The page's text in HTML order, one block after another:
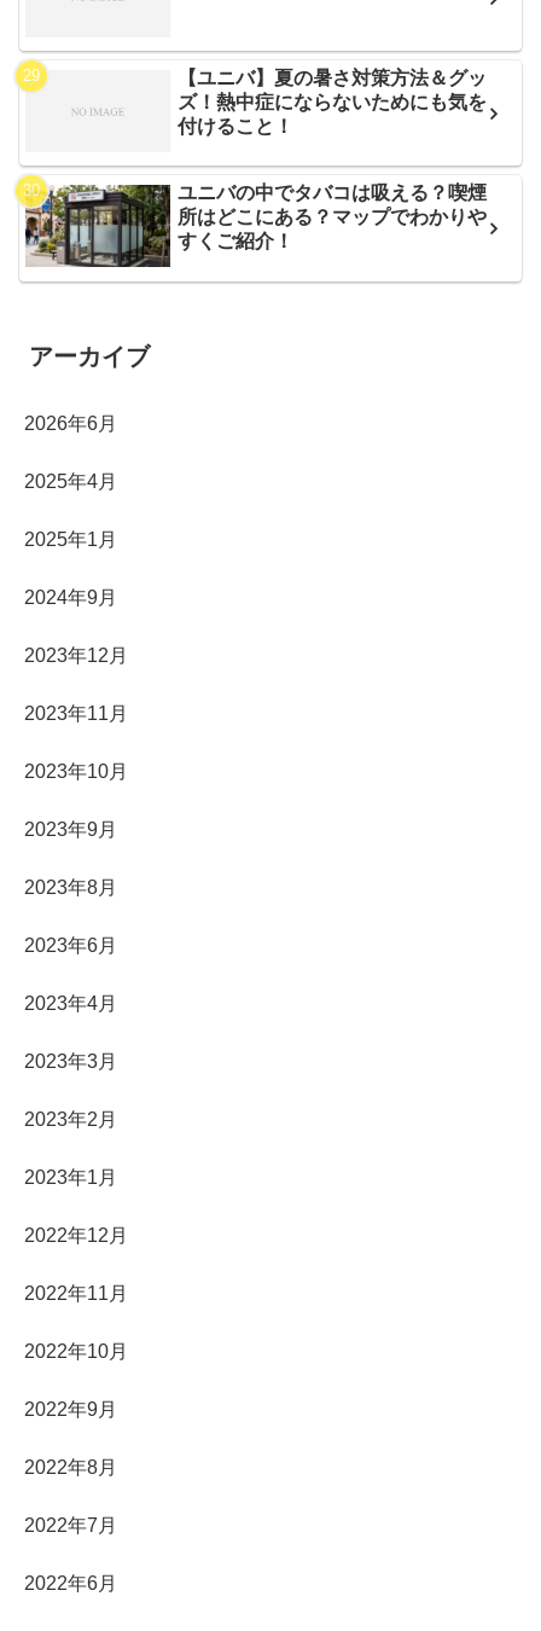
【ユニバ】夏の暑さ対策方法＆グッ
ズ！熱中症にならないためにも気を
付けること！
ユニバの中でタバコは吸える？喫煙
所はどこにある？マップでわかりや
すくご紹介！
アーカイブ
2026年6月
2025年4月
2025年1月
2024年9月
2023年12月
2023年11月
2023年10月
2023年9月
2023年8月
2023年6月
2023年4月
2023年3月
2023年2月
2023年1月
2022年12月
2022年11月
2022年10月
2022年9月
2022年8月
2022年7月
2022年6月